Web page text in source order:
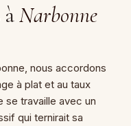
Narbonne
nous accordons
à plat et au taux
se travaille avec un
qui ternirait sa